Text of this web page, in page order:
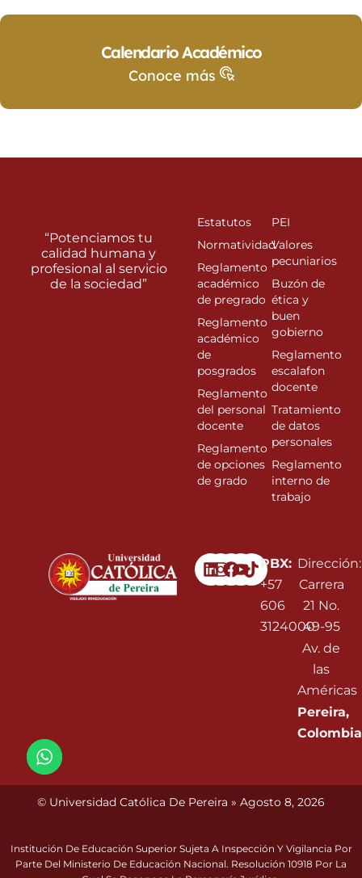
Calendario Académico
Conoce más
Linkedin
Instagram
Facebook
Youtube
PBX:
+57
606
3124000
Dirección:
Carrera
21 No.
49-95
Av. de
las
Américas
Pereira,
Colombia
“Potenciamos tu
calidad humana y
profesional al servicio
de la sociedad”
Estatutos
Normatividad
Reglamento
académico
de pregrado
Reglamento
académico
de
posgrados
Reglamento
del personal
docente
Reglamento
de opciones
de grado
PEI
Valores
pecuniarios
Buzón de
ética y
buen
gobierno
Reglamento
escalafon
docente
Tratamiento
de datos
personales
Reglamento
interno de
trabajo
© Universidad Católica De Pereira » Agosto 8, 2026
Institución De Educación Superior Sujeta A Inspección Y Vigilancia Por
Parte Del Ministerio De Educación Nacional. Resolución 10918 Por La